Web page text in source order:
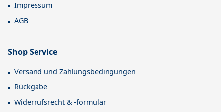
Impressum
AGB
Shop Service
Versand und Zahlungsbedingungen
Rückgabe
Widerrufsrecht & -formular